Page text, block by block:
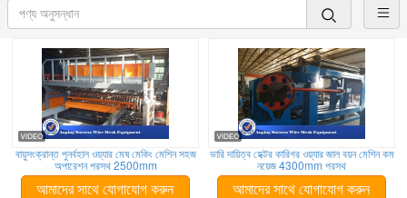
বায়ুসংক্রান্ত পুনর্বহাল ওয়্যার মেষ মেকিং মেশিন সহজ
অপারেশন প্রস্থ 2500mm
আমাদের সাথে যোগাযোগ করুন
ভারি দায়িত্ব হেক্টর কারিগর ওয়্যার জাল বয়ন মেশিন কম
নয়েজ 4300mm প্রস্থ
আমাদের সাথে যোগাযোগ করুন